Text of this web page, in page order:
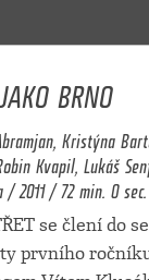
BRNO
Kristýna
Kvapil, Lukáš
2011 / 72 min. 0 sec.
se člení do
prvního